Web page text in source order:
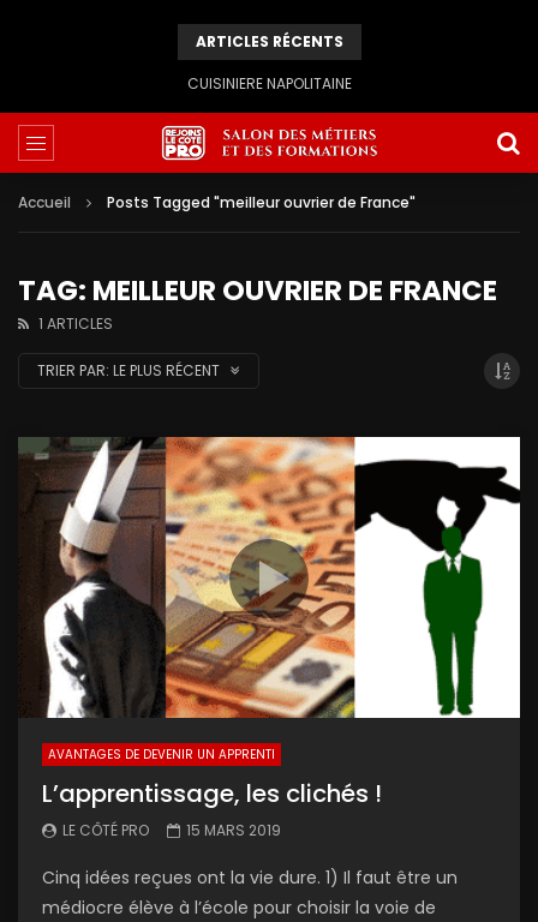
ARTICLES RÉCENTS
CUISINIERE NAPOLITAINE
Accueil Posts Tagged "meilleur ouvrier de France"
TAG: MEILLEUR OUVRIER DE FRANCE
1 ARTICLES
TRIER PAR: LE PLUS RÉCENT
AVANTAGES DE DEVENIR UN APPRENTI
L’apprentissage, les clichés !
LE CÔTÉ PRO 15 MARS 2019
Cinq idées reçues ont la vie dure. 1) Il faut être un
médiocre élève à l’école pour choisir la voie de